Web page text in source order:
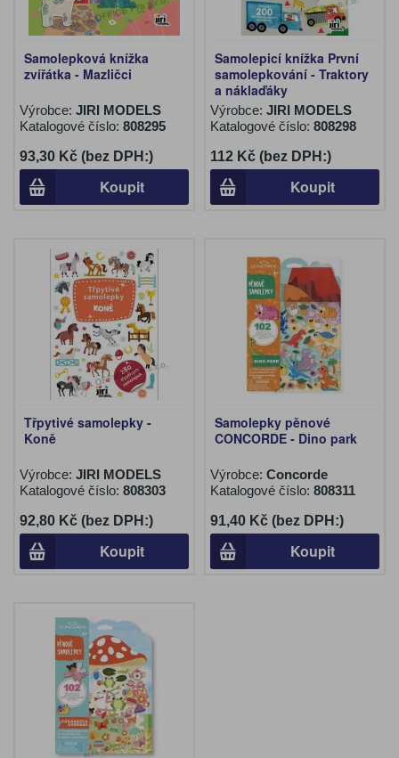
Samolepková knížka
zvířátka - Mazličci
Výrobce: JIRI MODELS
Katalogové číslo: 808295
93,30 Kč (bez DPH:)
Koupit
Samolepicí knížka První
samolepkování - Traktory
a náklaďáky
Výrobce: JIRI MODELS
Katalogové číslo: 808298
112 Kč (bez DPH:)
Koupit
Třpytivé samolepky -
Koně
Výrobce: JIRI MODELS
Katalogové číslo: 808303
92,80 Kč (bez DPH:)
Koupit
Samolepky pěnové
CONCORDE - Dino park
Výrobce: Concorde
Katalogové číslo: 808311
91,40 Kč (bez DPH:)
Koupit